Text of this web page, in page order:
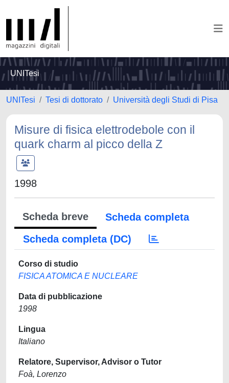
UNITesi
UNITesi Tesi di dottorato Università degli Studi di Pisa
Misure di fisica elettrodebole con il
quark charm al picco della Z
1998
Scheda breve
Scheda completa
Scheda completa (DC)
Corso di studio
FISICA ATOMICA E NUCLEARE
Data di pubblicazione
1998
Lingua
Italiano
Relatore, Supervisor, Advisor o Tutor
Foà, Lorenzo